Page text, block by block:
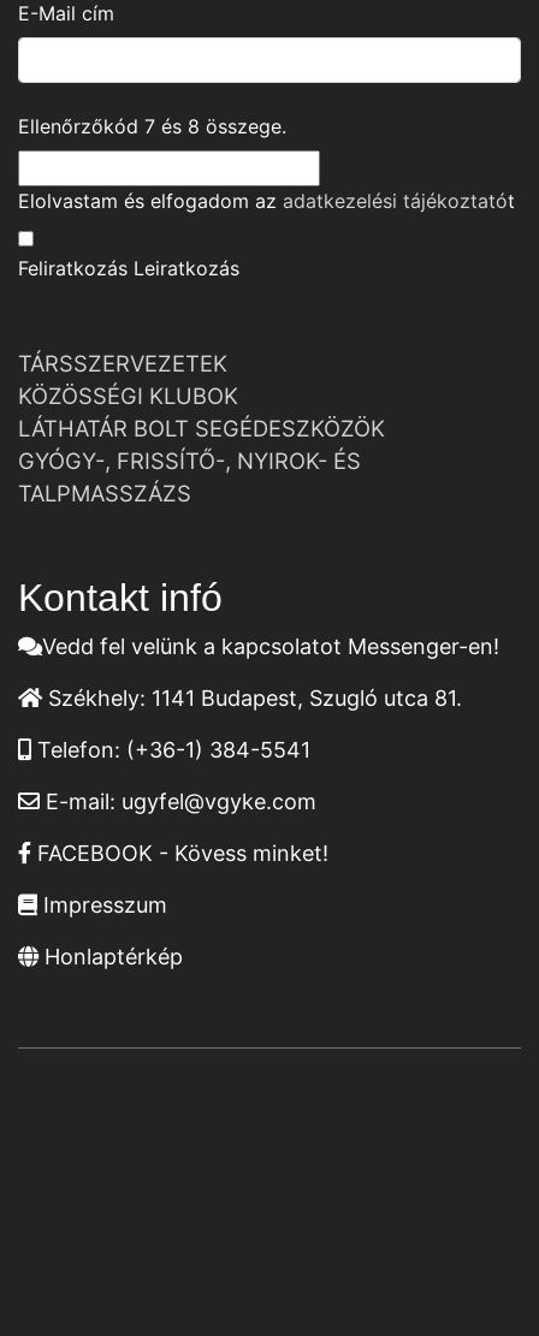
E-Mail cím
Ellenőrzőkód 7 és 8 összege.
Elolvastam és elfogadom az adatkezelési tájékoztatót
Feliratkozás Leiratkozás
TÁRSSZERVEZETEK
KÖZÖSSÉGI KLUBOK
LÁTHATÁR BOLT SEGÉDESZKÖZÖK
GYÓGY-, FRISSÍTŐ-, NYIROK- ÉS
TALPMASSZÁZS
Kontakt infó
Vedd fel velünk a kapcsolatot Messenger-en!
Székhely: 1141 Budapest, Szugló utca 81.
Telefon: (+36-1) 384-5541
E-mail: ugyfel@vgyke.com
FACEBOOK - Kövess minket!
Impresszum
Honlaptérkép